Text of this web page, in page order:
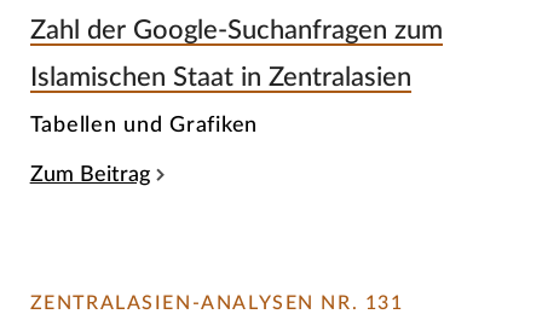
Zahl der Google-Suchanfragen zum
Islamischen Staat in Zentralasien
Tabellen und Grafiken
Zum Beitrag
ZENTRALASIEN-ANALYSEN NR. 131